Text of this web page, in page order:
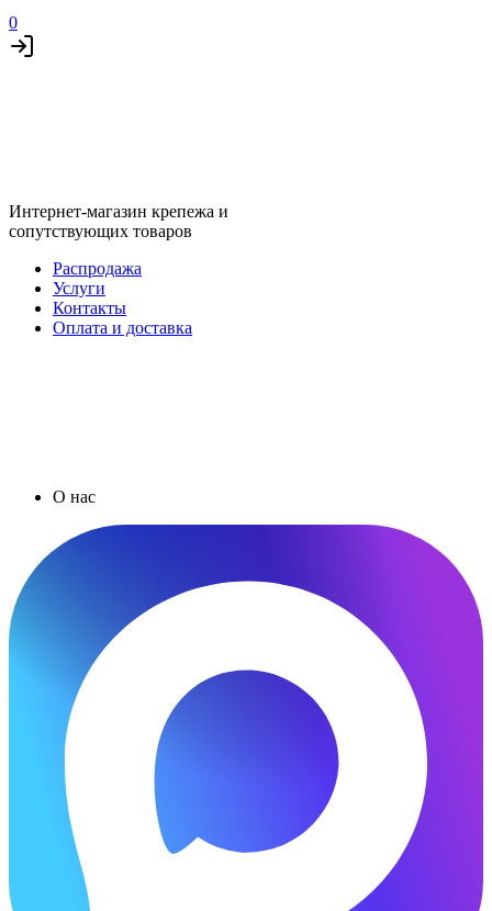
0
Интернет-магазин крепежа и
сопутствующих товаров
Распродажа
Услуги
Контакты
Оплата и доставка
О нас